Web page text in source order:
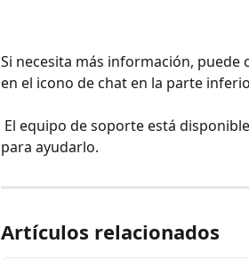
Si necesita más información, puede
en el icono de chat en la parte
para ayudarlo.
Artículos relacionados